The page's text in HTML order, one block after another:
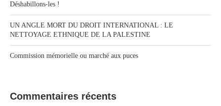
Déshabillons-les !
UN ANGLE MORT DU DROIT INTERNATIONAL : LE
NETTOYAGE ETHNIQUE DE LA PALESTINE
Commission mémorielle ou marché aux puces
Commentaires récents